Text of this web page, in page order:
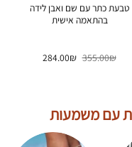
טבעת כתר עם שם ואבן לידה
בהתאמה אישית
355.00₪ המחיר
המקורי
284.00₪ המחיר
עם משמעות